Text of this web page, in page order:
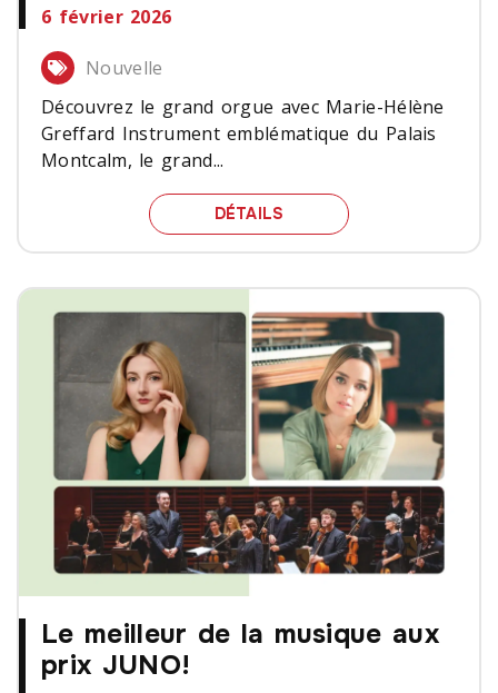
6 février 2026
Nouvelle
Découvrez le grand orgue avec Marie-Hélène
Greffard Instrument emblématique du Palais
Montcalm, le grand...
DÉTAILS DÉCOUVREZ LE GRAND
Le meilleur de la musique aux
prix JUNO!